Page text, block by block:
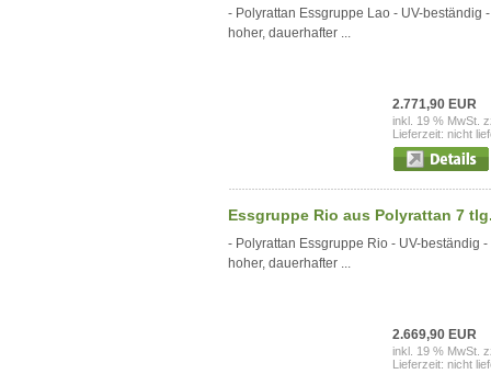
- Polyrattan Essgruppe Lao - UV-beständig
hoher, dauerhafter ...
2.771,90 EUR
inkl. 19 % MwSt.
Lieferzeit: nicht
Essgruppe Rio aus Polyrattan 7
- Polyrattan Essgruppe Rio - UV-beständig
hoher, dauerhafter ...
2.669,90 EUR
inkl. 19 % MwSt.
Lieferzeit: nicht